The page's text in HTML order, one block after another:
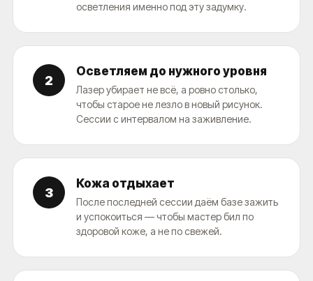
осветления именно под эту задумку.
2
Осветляем до нужного уровня
Лазер убирает не всё, а ровно столько,
чтобы старое не лезло в новый рисунок.
Сессии с интервалом на заживление.
3
Кожа отдыхает
После последней сессии даём базе зажить
и успокоиться — чтобы мастер бил по
здоровой коже, а не по свежей.